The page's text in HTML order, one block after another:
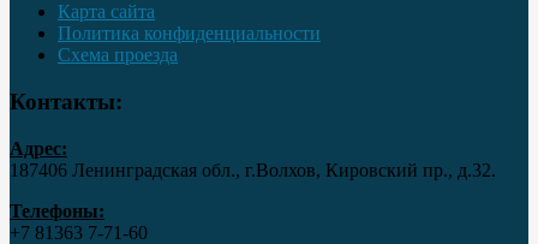
Карта сайта
Политика конфиденциальности
Схема проезда
Контакты:
Адрес:
187406 Ленинградская обл., г.Волхов, Кировский пр., д.32.
Телефоны:
+7 81363 7‑71-60